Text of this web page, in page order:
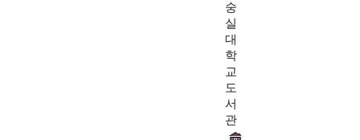
숭
실
대
학
교
도
서
관